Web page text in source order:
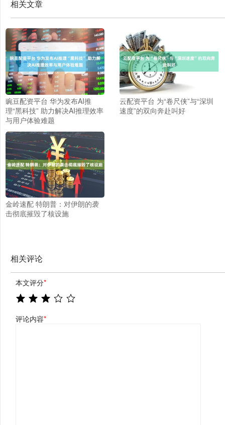
相关文章
豌豆配资平台 华为发布AI推
理“黑科技” 助力解决AI推理效率
与用户体验难题
云配资平台 为“卷尺侠”与“深圳
速度”的双向奔赴叫好
金岭速配 特朗普：对伊朗的袭
击彻底摧毁了核设施
相关评论
本文评分*
评论内容*